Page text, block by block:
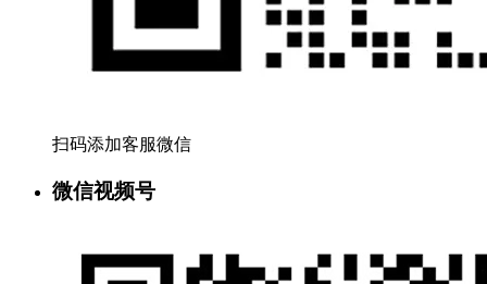
扫码添加客服微信
微信视频号